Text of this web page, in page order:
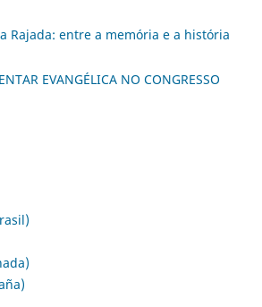
Rajada: entre a memória e a história
EVANGÉLICA NO CONGRESSO